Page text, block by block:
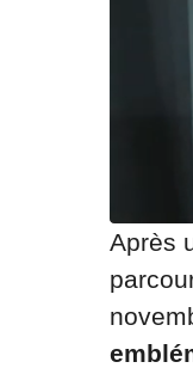
Après